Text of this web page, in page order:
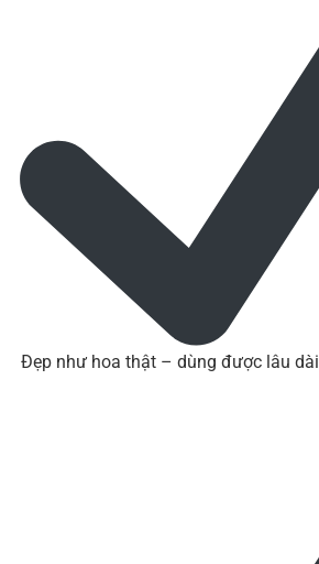
Đẹp như hoa thật – dùng được lâu dài